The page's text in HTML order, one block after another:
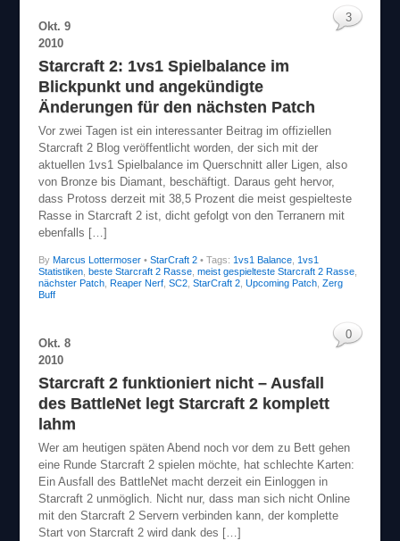
Okt. 9
2010
Starcraft 2: 1vs1 Spielbalance im
Blickpunkt und angekündigte
Änderungen für den nächsten Patch
Vor zwei Tagen ist ein interessanter Beitrag im offiziellen
Starcraft 2 Blog veröffentlicht worden, der sich mit der
aktuellen 1vs1 Spielbalance im Querschnitt aller Ligen, also
von Bronze bis Diamant, beschäftigt. Daraus geht hervor,
dass Protoss derzeit mit 38,5 Prozent die meist gespielteste
Rasse in Starcraft 2 ist, dicht gefolgt von den Terranern mit
ebenfalls […]
By Marcus Lottermoser• StarCraft 2
3
• Tags: 1vs1 Balance, 1vs1
Statistiken, beste Starcraft 2 Rasse, meist gespielteste Starcraft 2 Rasse,
nächster Patch, Reaper Nerf, SC2, StarCraft 2, Upcoming Patch, Zerg
Buff
Okt. 8
2010
Starcraft 2 funktioniert nicht – Ausfall
des BattleNet legt Starcraft 2 komplett
lahm
Wer am heutigen späten Abend noch vor dem zu Bett gehen
eine Runde Starcraft 2 spielen möchte, hat schlechte Karten:
Ein Ausfall des BattleNet macht derzeit ein Einloggen in
Starcraft 2 unmöglich. Nicht nur, dass man sich nicht Online
mit den Starcraft 2 Servern verbinden kann, der komplette
Start von Starcraft 2 wird dank des […]
0